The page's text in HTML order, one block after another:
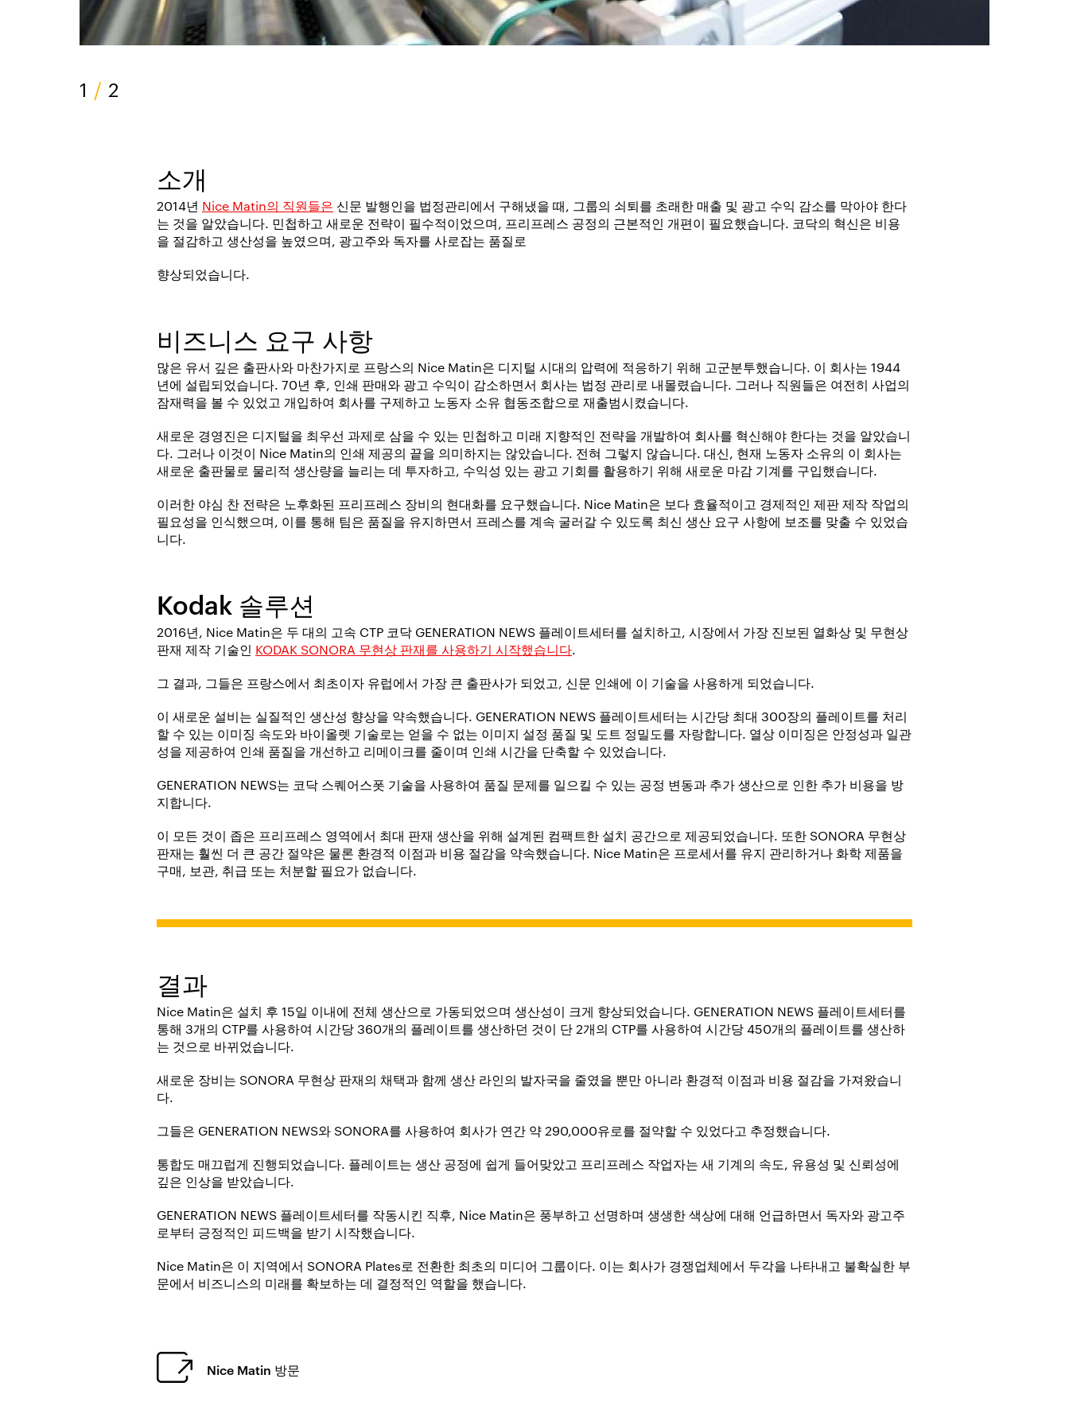
1 / 2
소개
2014년 Nice Matin의 직원들은 신문 발행인을 법정관리에서 구해냈을 때, 그룹의 쇠퇴를 초래한 매출 및 광고 수익 감소를 막아야 한다
는 것을 알았습니다. 민첩하고 새로운 전략이 필수적이었으며, 프리프레스 공정의 근본적인 개편이 필요했습니다. 코닥의 혁신은 비용
을 절감하고 생산성을 높였으며, 광고주와 독자를 사로잡는 품질로
향상되었습니다.
비즈니스 요구 사항
많은 유서 깊은 출판사와 마찬가지로 프랑스의 Nice Matin은 디지털 시대의 압력에 적응하기 위해 고군분투했습니다. 이 회사는 1944
년에 설립되었습니다. 70년 후, 인쇄 판매와 광고 수익이 감소하면서 회사는 법정 관리로 내몰렸습니다. 그러나 직원들은 여전히 사업의
잠재력을 볼 수 있었고 개입하여 회사를 구제하고 노동자 소유 협동조합으로 재출범시켰습니다.
새로운 경영진은 디지털을 최우선 과제로 삼을 수 있는 민첩하고 미래 지향적인 전략을 개발하여 회사를 혁신해야 한다는 것을 알았습니
다. 그러나 이것이 Nice Matin의 인쇄 제공의 끝을 의미하지는 않았습니다. 전혀 그렇지 않습니다. 대신, 현재 노동자 소유의 이 회사는
새로운 출판물로 물리적 생산량을 늘리는 데 투자하고, 수익성 있는 광고 기회를 활용하기 위해 새로운 마감 기계를 구입했습니다.
이러한 야심 찬 전략은 노후화된 프리프레스 장비의 현대화를 요구했습니다. Nice Matin은 보다 효율적이고 경제적인 제판 제작 작업의
필요성을 인식했으며, 이를 통해 팀은 품질을 유지하면서 프레스를 계속 굴러갈 수 있도록 최신 생산 요구 사항에 보조를 맞출 수 있었습
니다.
Kodak 솔루션
2016년, Nice Matin은 두 대의 고속 CTP 코닥 GENERATION NEWS 플레이트세터를 설치하고, 시장에서 가장 진보된 열화상 및 무현상
판재 제작 기술인 KODAK SONORA 무현상 판재를 사용하기 시작했습니다.
그 결과, 그들은 프랑스에서 최초이자 유럽에서 가장 큰 출판사가 되었고, 신문 인쇄에 이 기술을 사용하게 되었습니다.
이 새로운 설비는 실질적인 생산성 향상을 약속했습니다. GENERATION NEWS 플레이트세터는 시간당 최대 300장의 플레이트를 처리
할 수 있는 이미징 속도와 바이올렛 기술로는 얻을 수 없는 이미지 설정 품질 및 도트 정밀도를 자랑합니다. 열상 이미징은 안정성과 일관
성을 제공하여 인쇄 품질을 개선하고 리메이크를 줄이며 인쇄 시간을 단축할 수 있었습니다.
GENERATION NEWS는 코닥 스퀘어스폿 기술을 사용하여 품질 문제를 일으킬 수 있는 공정 변동과 추가 생산으로 인한 추가 비용을 방
지합니다.
이 모든 것이 좁은 프리프레스 영역에서 최대 판재 생산을 위해 설계된 컴팩트한 설치 공간으로 제공되었습니다. 또한 SONORA 무현상
판재는 훨씬 더 큰 공간 절약은 물론 환경적 이점과 비용 절감을 약속했습니다. Nice Matin은 프로세서를 유지 관리하거나 화학 제품을
구매, 보관, 취급 또는 처분할 필요가 없습니다.
결과
Nice Matin은 설치 후 15일 이내에 전체 생산으로 가동되었으며 생산성이 크게 향상되었습니다. GENERATION NEWS 플레이트세터를
통해 3개의 CTP를 사용하여 시간당 360개의 플레이트를 생산하던 것이 단 2개의 CTP를 사용하여 시간당 450개의 플레이트를 생산하
는 것으로 바뀌었습니다.
새로운 장비는 SONORA 무현상 판재의 채택과 함께 생산 라인의 발자국을 줄였을 뿐만 아니라 환경적 이점과 비용 절감을 가져왔습니
다.
그들은 GENERATION NEWS와 SONORA를 사용하여 회사가 연간 약 290,000유로를 절약할 수 있었다고 추정했습니다.
통합도 매끄럽게 진행되었습니다. 플레이트는 생산 공정에 쉽게 들어맞았고 프리프레스 작업자는 새 기계의 속도, 유용성 및 신뢰성에
깊은 인상을 받았습니다.
GENERATION NEWS 플레이트세터를 작동시킨 직후, Nice Matin은 풍부하고 선명하며 생생한 색상에 대해 언급하면서 독자와 광고주
로부터 긍정적인 피드백을 받기 시작했습니다.
Nice Matin은 이 지역에서 SONORA Plates로 전환한 최초의 미디어 그룹이다. 이는 회사가 경쟁업체에서 두각을 나타내고 불확실한 부
문에서 비즈니스의 미래를 확보하는 데 결정적인 역할을 했습니다.
Nice Matin 방문